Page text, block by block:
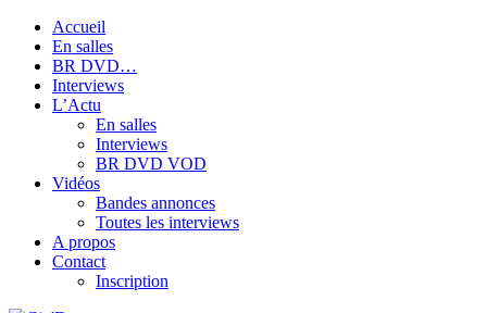
Accueil
En salles
BR DVD…
Interviews
L’Actu
En salles
Interviews
BR DVD VOD
Vidéos
Bandes annonces
Toutes les interviews
A propos
Contact
Inscription